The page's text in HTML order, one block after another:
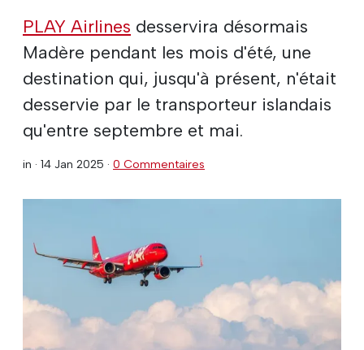
PLAY Airlines desservira désormais
Madère pendant les mois d'été, une
destination qui, jusqu'à présent, n'était
desservie par le transporteur islandais
qu'entre septembre et mai.
in · 14 Jan 2025 · 0 Commentaires